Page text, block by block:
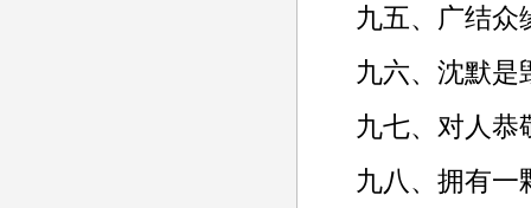
九五、广结众
九六、沈默是
九七、对人恭
九八、拥有一